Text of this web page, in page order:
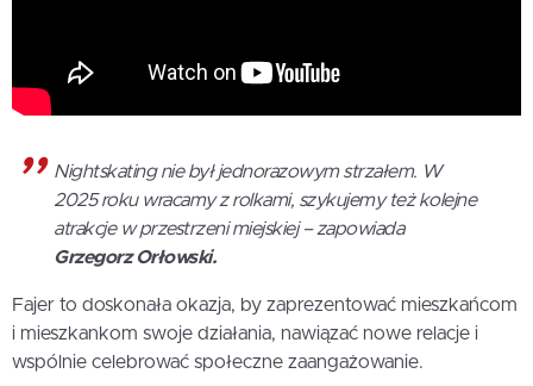
Nightskating nie był jednorazowym strzałem. W
2025 roku wracamy z rolkami, szykujemy też kolejne
atrakcje w przestrzeni miejskiej – zapowiada
Grzegorz Orłowski.
Fajer to doskonała okazja, by zaprezentować mieszkańcom
i mieszkankom swoje działania, nawiązać nowe relacje i
wspólnie celebrować społeczne zaangażowanie.